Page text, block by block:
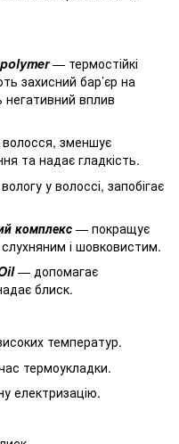
— термостійкі
захисний бар’єр на
вплив
зменшує
та надає гладкість.
у волоссі, запобігає
комплекс — покращує
і шовковистим.
— допомагає
блиск.
температур.
термоукладки.
електризацію.